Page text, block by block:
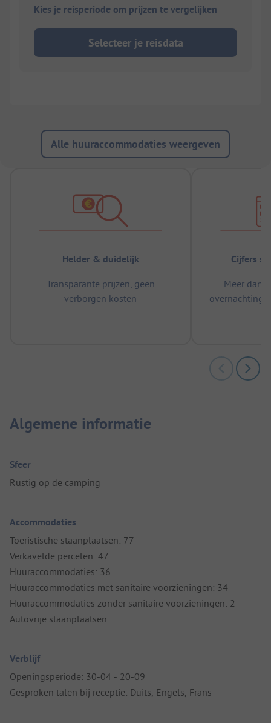
Kies je reisperiode om prijzen te vergelijken
Selecteer je reisdata
Alle huuraccommodaties weergeven
Helder & duidelijk
Transparante prijzen, geen
verborgen kosten
Cijfers
Meer dan
Algemene informatie
Sfeer
Rustig op de camping
Accommodaties
Toeristische staanplaatsen: 77
Verkavelde percelen: 47
Huuraccommodaties: 36
Huuraccommodaties met sanitaire voorzieningen: 34
Huuraccommodaties zonder sanitaire voorzieningen: 2
Autovrije staanplaatsen
Verblijf
Openingsperiode: 30-04 - 20-09
Gesproken talen bij receptie: Duits, Engels, Frans